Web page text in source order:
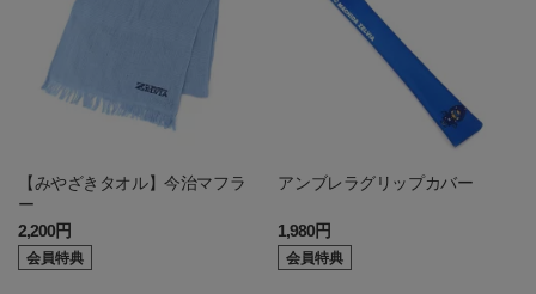
【みやざきタオル】今治マフラ
ー
2,200円
会員特典
アンブレラグリップカバー
1,980円
会員特典